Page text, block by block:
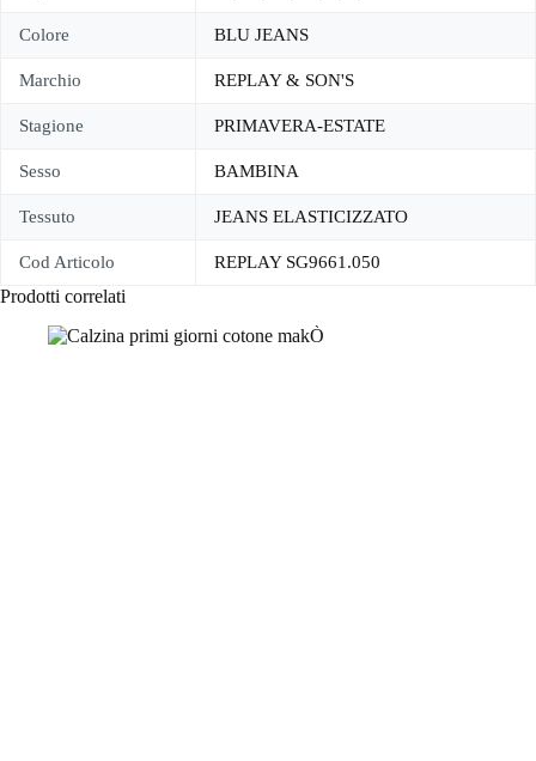
Colore BLU JEANS
Marchio REPLAY & SON'S
Stagione PRIMAVERA-ESTATE
Sesso BAMBINA
Tessuto JEANS ELASTICIZZATO
Cod Articolo REPLAY SG9661.050
Prodotti correlati